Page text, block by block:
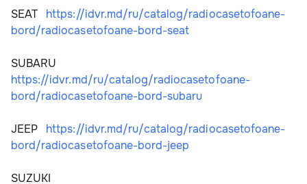
SEAT https://idvr.md/ru/catalog/radiocasetofoane-
bord/radiocasetofoane-bord-seat
https://idvr.md/ru/catalog/radiocasetofoane-
bord/radiocasetofoane-bord-subaru
JEEP https://idvr.md/ru/catalog/radiocasetofoane-
bord/radiocasetofoane-bord-jeep